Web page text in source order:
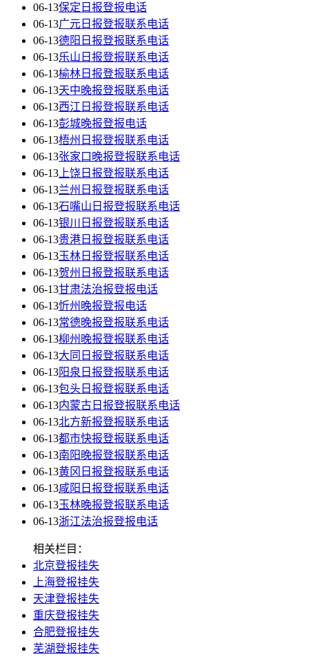
06-13保定日报登报电话
06-13广元日报登报联系电话
06-13德阳日报登报联系电话
06-13乐山日报登报联系电话
06-13榆林日报登报联系电话
06-13天中晚报登报联系电话
06-13西江日报登报联系电话
06-13彭城晚报登报电话
06-13梧州日报登报联系电话
06-13张家口晚报登报联系电话
06-13 上饶日报登报联系电话
06-13兰州日报登报联系电话
06-13石嘴山日报登报联系电话
06-13银川日报登报联系电话
06-13贵港日报登报联系电话
06-13玉林日报登报联系电话
06-13贺州日报登报联系电话
06-13甘肃法治报登报电话
06-13忻州晚报登报电话
06-13常德晚报登报联系电话
06-13柳州晚报登报联系电话
06-13大同日报登报联系电话
06-13阳泉日报登报联系电话
06-13包头日报登报联系电话
06-13内蒙古日报登报联系电话
06-13北方新报登报联系电话
06-13都市快报登报联系电话
06-13南阳晚报登报联系电话
06-13黄冈日报登报联系电话
06-13咸阳日报登报联系电话
06-13玉林晚报登报联系电话
06-13浙江法治报登报电话
相关栏目：
北京登报挂失
上海登报挂失
天津登报挂失
重庆登报挂失
合肥登报挂失
芜湖登报挂失